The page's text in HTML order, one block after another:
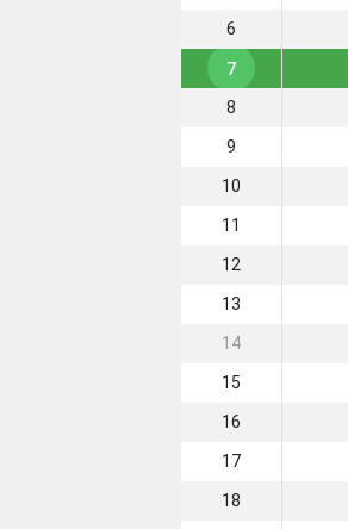
6
7
8
9
10
11
12
13
14
15
16
17
18